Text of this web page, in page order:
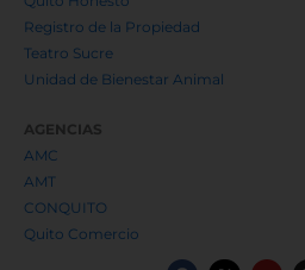
Registro de la Propiedad
Teatro Sucre
Unidad de Bienestar Animal
AGENCIAS
AMC
AMT
CONQUITO
Quito Comercio
F
X
Y